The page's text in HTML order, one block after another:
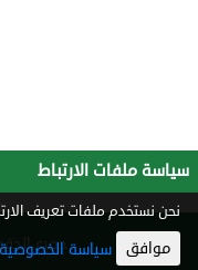
جميع
سياسة ملفات الارتباط
نحن نستخدم ملفات تعريف
موافق سياسة الخصوصية